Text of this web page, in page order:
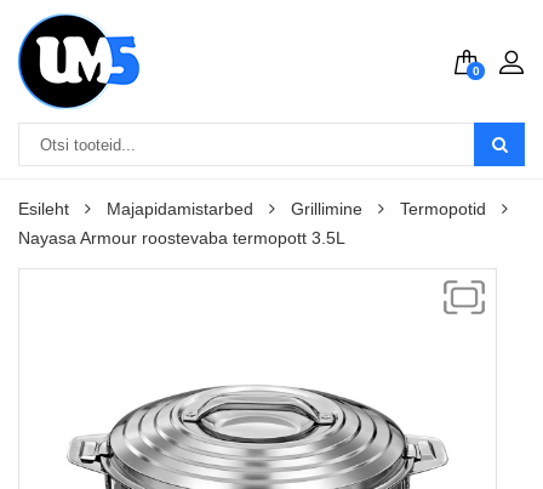
0
Esileht Majapidamistarbed Grillimine
Termopotid
Nayasa Armour roostevaba termopott 3.5L